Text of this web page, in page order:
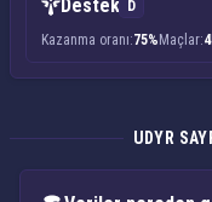
Destek
D
Kazanma oranı:75% Maçlar:4
UDYR